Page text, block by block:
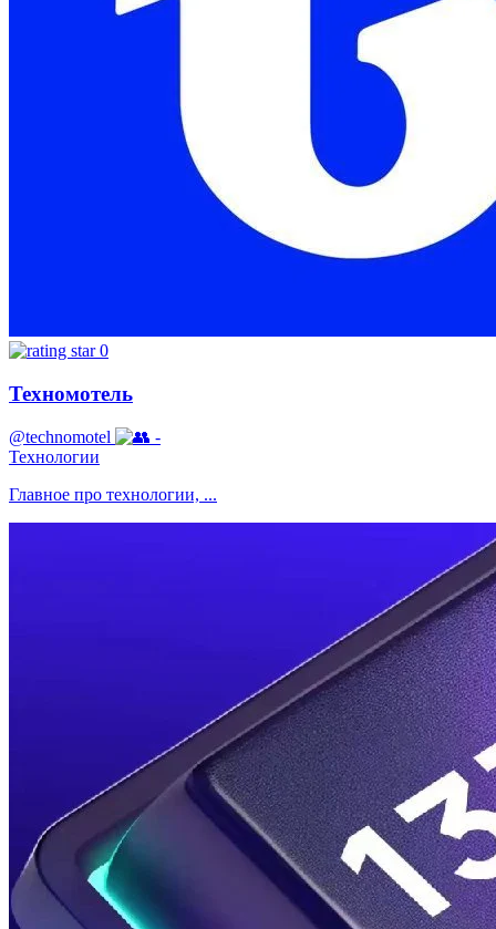
0
Техномотель
@technomotel
-
Технологии
Главное про технологии, ...